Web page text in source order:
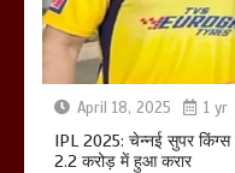
April 18, 2025 1 yr
IPL 2025: चेन्नई सुपर किंग्स
2.2 करोड़ में हुआ करार